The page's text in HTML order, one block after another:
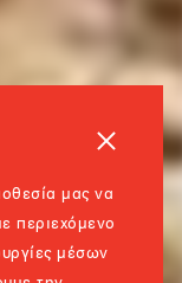
μας να
περιεχόμενο
μέσων